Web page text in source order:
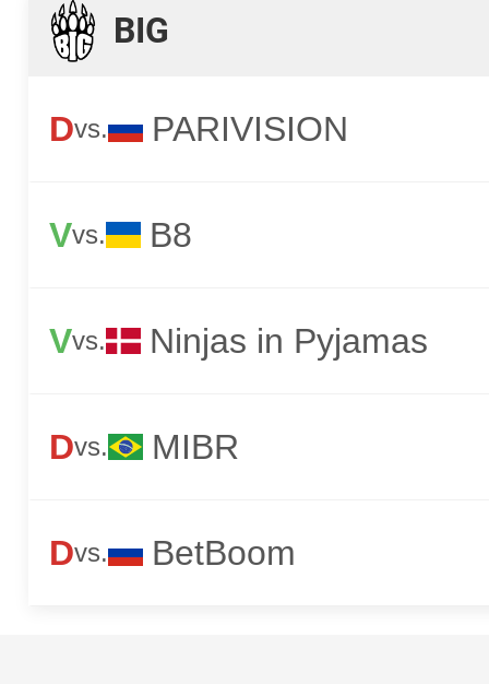
BIG
Dvs. PARIVISION
Vvs. B8
Vvs. Ninjas in Pyjamas
Dvs. MIBR
Dvs. BetBoom